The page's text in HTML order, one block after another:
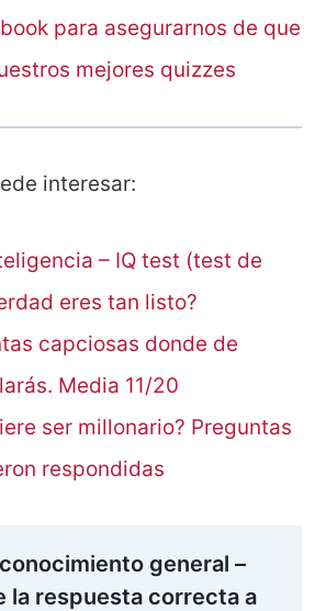
para asegurarnos de que
mejores quizzes
interesar:
– IQ test (test de
eres tan listo?
capciosas donde de
Media 11/20
ser millonario? Preguntas
respondidas
general –
la respuesta correcta a